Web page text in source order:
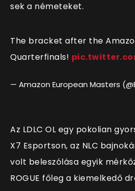
sek a németeket.
The bracket after the
Quarterfinals!
— Amazon European Masters
Az LDLC OL egy pokolian
X7 Esportson, az NLC
volt beleszólása egyik
ROGUE főleg a kiemelkedő